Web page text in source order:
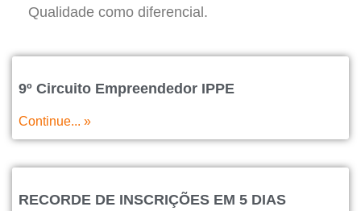
Qualidade como diferencial.
9º Circuito Empreendedor IPPE
Continue... »
RECORDE DE INSCRIÇÕES EM 5 DIAS